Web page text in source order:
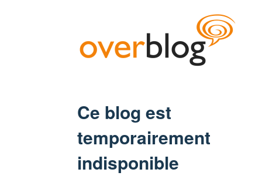
Ce blog est
temporairement
indisponible